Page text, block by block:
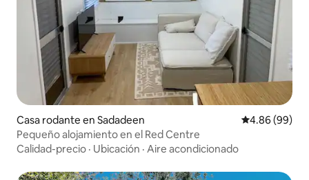
Casa rodante en Sadadeen Calificación
4.86 (99)
Pequeño alojamiento en el Red Centre
Calidad-precio · Ubicación · Aire acondicionado